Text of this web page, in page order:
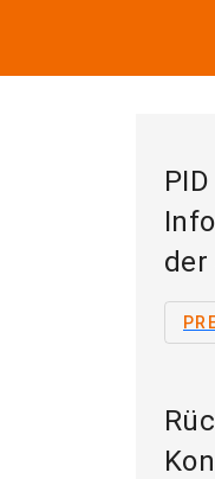
der